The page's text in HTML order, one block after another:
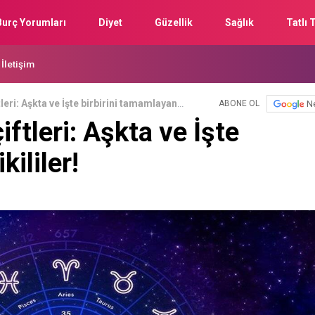
Yorumları Diyet Güzellik Sağlık Tatlı
İletişim
Aşkta ve İşte birbirini tamamlayan
ABONE OL
Aşkta ve İşte